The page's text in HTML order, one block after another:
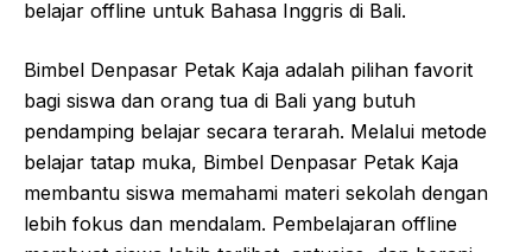
belajar offline untuk Bahasa Inggris di Bali.
Bimbel Denpasar Petak Kaja adalah pilihan favorit
bagi siswa dan orang tua di Bali yang butuh
pendamping belajar secara terarah. Melalui metode
belajar tatap muka, Bimbel Denpasar Petak Kaja
membantu siswa memahami materi sekolah dengan
lebih fokus dan mendalam. Pembelajaran offline